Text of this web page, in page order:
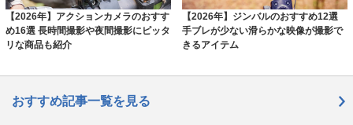
【2026年】アクションカメラのおすす
め16選 長時間撮影や夜間撮影にピッタ
リな商品も紹介
【2026年】ジンバルのおすすめ12選
手ブレが少ない滑らかな映像が撮影で
きるアイテム
おすすめ記事一覧を見る